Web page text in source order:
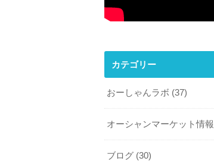
カテゴリー
おーしゃんラボ (37)
オーシャンマーケット情報
ブログ (30)